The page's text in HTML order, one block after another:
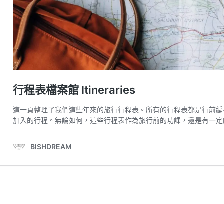
行程表檔案館 Itineraries
這一頁整理了我們這些年來的旅行行程表。所有的行程表都是行前
加入的行程。無論如何，這些行程表作為旅行前的功課，還是有一
BISHDREAM